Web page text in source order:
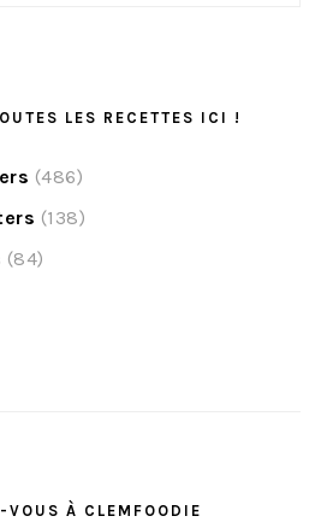
LES RECETTES ICI !
(486)
(138)
(84)
VOUS À CLEMFOODIE